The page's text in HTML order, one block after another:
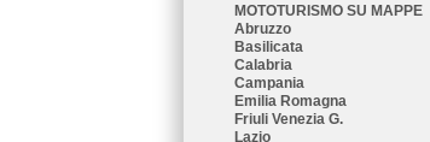
MOTOTURISMO SU MAPPE
Abruzzo
Basilicata
Calabria
Campania
Emilia Romagna
Friuli Venezia G.
Lazio